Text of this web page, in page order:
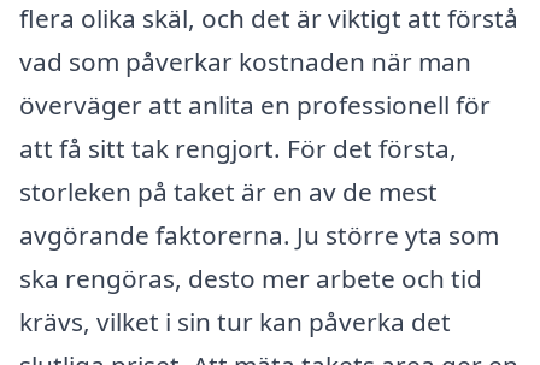
flera olika skäl, och det är viktigt att förstå
vad som påverkar kostnaden när man
överväger att anlita en professionell för
att få sitt tak rengjort. För det första,
storleken på taket är en av de mest
avgörande faktorerna. Ju större yta som
ska rengöras, desto mer arbete och tid
krävs, vilket i sin tur kan påverka det